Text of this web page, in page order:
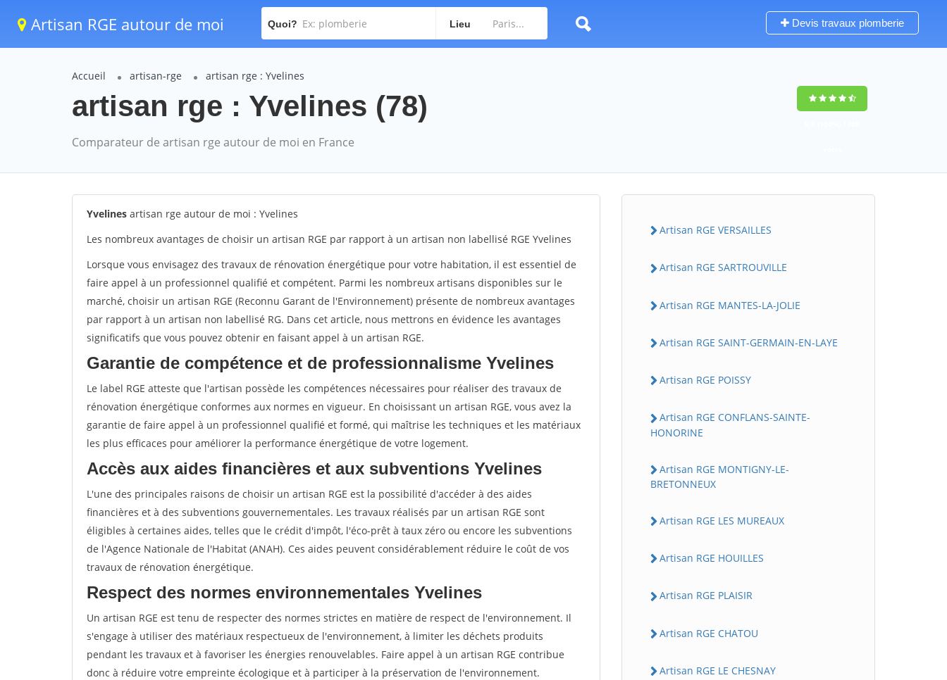
Artisan RGE autour de moi Quoi? Lieu Devis travaux plomberie
Accueil artisan-rge artisan rge : Yvelines
artisan rge : Yvelines (78)
Comparateur de artisan rge autour de moi en France
Yvelines artisan rge autour de moi : Yvelines
Les nombreux avantages de choisir un artisan RGE par rapport à un artisan non labellisé RGE Yvelines
Lorsque vous envisagez des travaux de rénovation énergétique pour votre habitation, il est essentiel de
faire appel à un professionnel qualifié et compétent. Parmi les nombreux artisans disponibles sur le
marché, choisir un artisan RGE (Reconnu Garant de l'Environnement) présente de nombreux avantages
par rapport à un artisan non labellisé RG. Dans cet article, nous mettrons en évidence les avantages
significatifs que vous pouvez obtenir en faisant appel à un artisan RGE.
Garantie de compétence et de professionnalisme Yvelines
Le label RGE atteste que l'artisan possède les compétences nécessaires pour réaliser des travaux de
rénovation énergétique conformes aux normes en vigueur. En choisissant un artisan RGE, vous avez la
garantie de faire appel à un professionnel qualifié et formé, qui maîtrise les techniques et les matériaux
les plus efficaces pour améliorer la performance énergétique de votre logement.
Accès aux aides financières et aux subventions Yvelines
L'une des principales raisons de choisir un artisan RGE est la possibilité d'accéder à des aides
financières et à des subventions gouvernementales. Les travaux réalisés par un artisan RGE sont
éligibles à certaines aides, telles que le crédit d'impôt, l'éco-prêt à taux zéro ou encore les subventions
de l'Agence Nationale de l'Habitat (ANAH). Ces aides peuvent considérablement réduire le coût de vos
travaux de rénovation énergétique.
Respect des normes environnementales Yvelines
Un artisan RGE est tenu de respecter des normes strictes en matière de respect de l'environnement. Il
s'engage à utiliser des matériaux respectueux de l'environnement, à limiter les déchets produits
pendant les travaux et à favoriser les énergies renouvelables. Faire appel à un artisan RGE contribue
donc à réduire votre empreinte écologique et à participer à la préservation de l'environnement.
Artisan RGE VERSAILLES
Artisan RGE SARTROUVILLE
Artisan RGE MANTES-LA-JOLIE
Artisan RGE SAINT-GERMAIN-EN-LAYE
Artisan RGE POISSY
Artisan RGE CONFLANS-SAINTE-
HONORINE
Artisan RGE MONTIGNY-LE-
BRETONNEUX
Artisan RGE LES MUREAUX
Artisan RGE HOUILLES
Artisan RGE PLAISIR
Artisan RGE CHATOU
Artisan RGE LE CHESNAY